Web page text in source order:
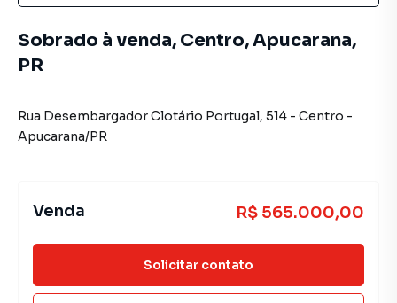
Sobrado à venda, Centro, Apucarana,
PR
Rua Desembargador Clotário Portugal, 514 - Centro -
Apucarana/PR
Venda R$ 565.000,00
Solicitar contato